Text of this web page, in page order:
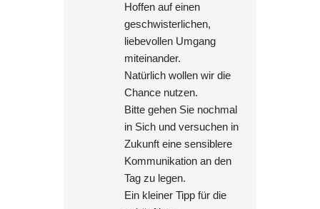
Hoffen auf einen
geschwisterlichen,
liebevollen Umgang
miteinander.
Natürlich wollen wir die
Chance nutzen.
Bitte gehen Sie nochmal
in Sich und versuchen in
Zukunft eine sensiblere
Kommunikation an den
Tag zu legen.
Ein kleiner Tipp für die